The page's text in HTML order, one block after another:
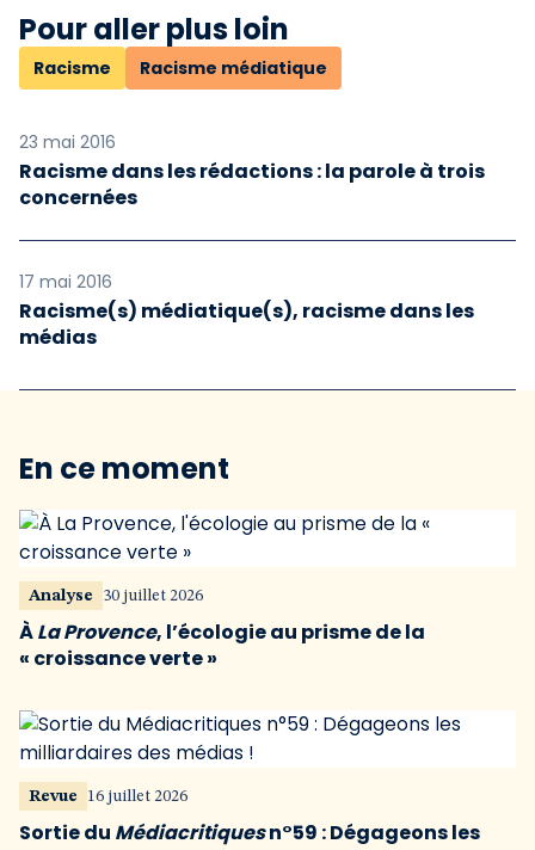
Pour aller plus loin
Racisme Racisme médiatique
23 mai 2016
Racisme dans les rédactions : la parole à trois
concernées
17 mai 2016
Racisme(s) médiatique(s), racisme dans les
médias
En ce moment
Analyse 30 juillet 2026
ÀLa Provence, l’écologie au prisme de la
« croissance verte »
Revue 16 juillet 2026
Sortie du Médiacritiquesn°59 : Dégageons les